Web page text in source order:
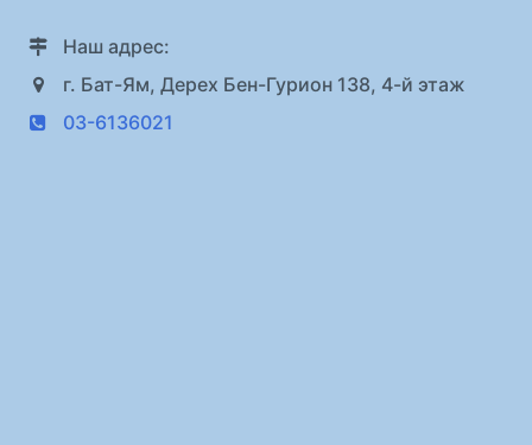
Наш адрес:
г. Бат-Ям, Дерех Бен-Гурион 138, 4-й этаж
03-6136021